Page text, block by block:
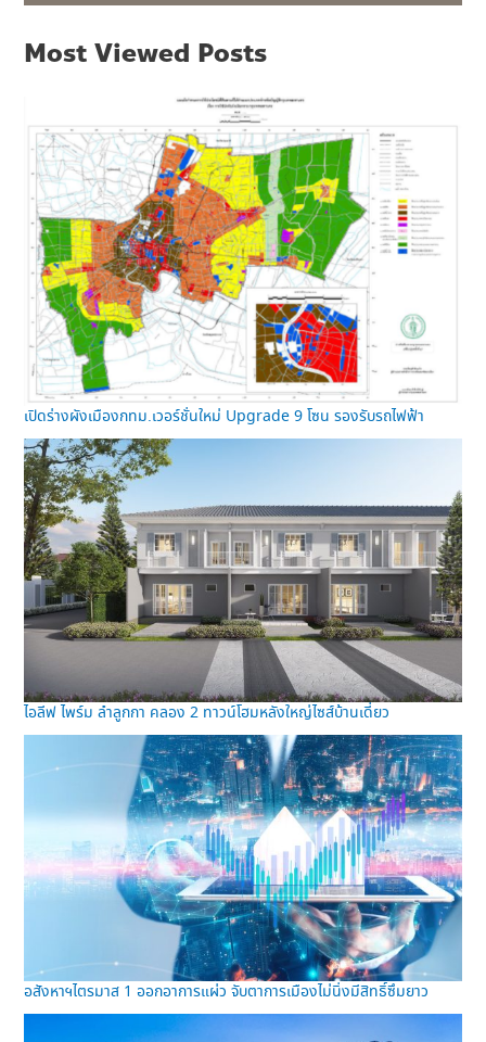
Most Viewed Posts
เปิดร่างผังเมืองกทม.เวอร์ชั่นใหม่ Upgrade 9 โซน รองรับรถไฟฟ้า
ไอลีฟ ไพร์ม ลำลูกกา คลอง 2 ทาวน์โฮมหลังใหญ่ไซส์บ้านเดี่ยว
อสังหาฯไตรมาส 1 ออกอาการแผ่ว จับตาการเมืองไม่นิ่งมีสิทธิ์ซึมยาว